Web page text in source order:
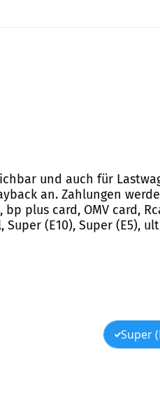
und auch für
an. Zahlungen
bp plus card, OMV card,
(E10), Super (E5),
Super